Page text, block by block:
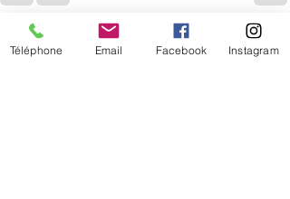
Posts récents Voir tout
Téléphone Email Facebook Instagram